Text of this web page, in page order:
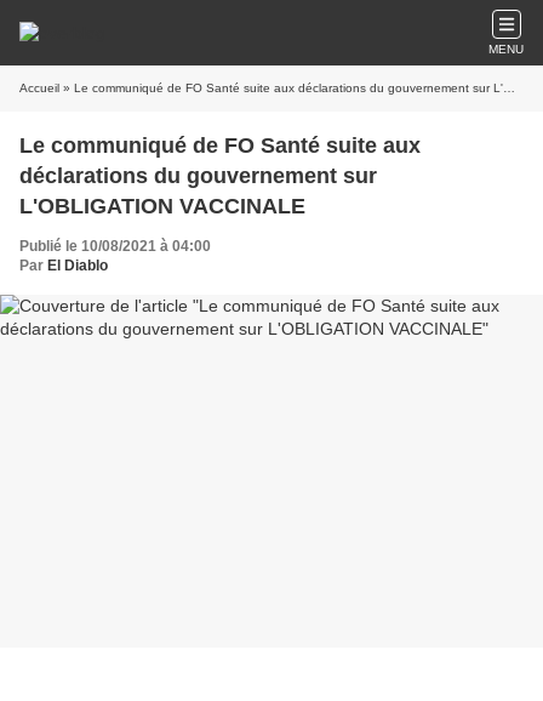
MENU
Accueil » Le communiqué de FO Santé suite aux déclarations du gouvernement sur L'OBLIGATION VACCINALE
Le communiqué de FO Santé suite aux
déclarations du gouvernement sur
L'OBLIGATION VACCINALE
Publié le 10/08/2021 à 04:00
Par El Diablo